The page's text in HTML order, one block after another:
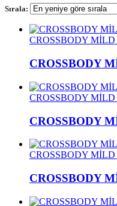
Sırala:
CROSSBODY
CROSSBODY
CROSSBODY
CROSSBODY
CROSSBODY
CROSSBODY